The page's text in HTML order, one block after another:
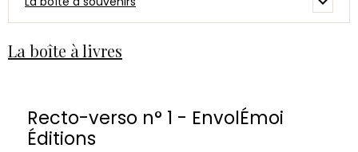
La boîte à livres
Recto-verso n° 1 - EnvolÉmoi
Éditions